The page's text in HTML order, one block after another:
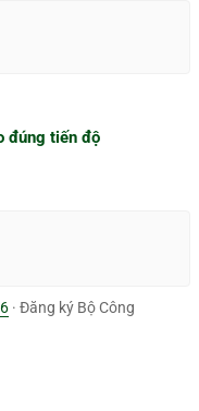
đúng tiến độ
· Đăng ký Bộ Công